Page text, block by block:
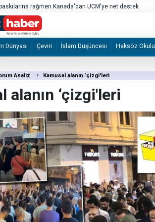
yolu şirketini yaptırım listesinden çıkardı
Dünyası Çeviri İslam Düşüncesi Haksöz Okulu
Analiz Kamusal alanın ‘çizgi'leri
alanın ‘çizgi'leri